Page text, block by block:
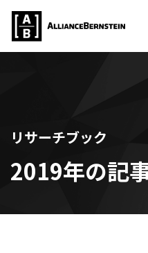
リサーチブック
2019年の記